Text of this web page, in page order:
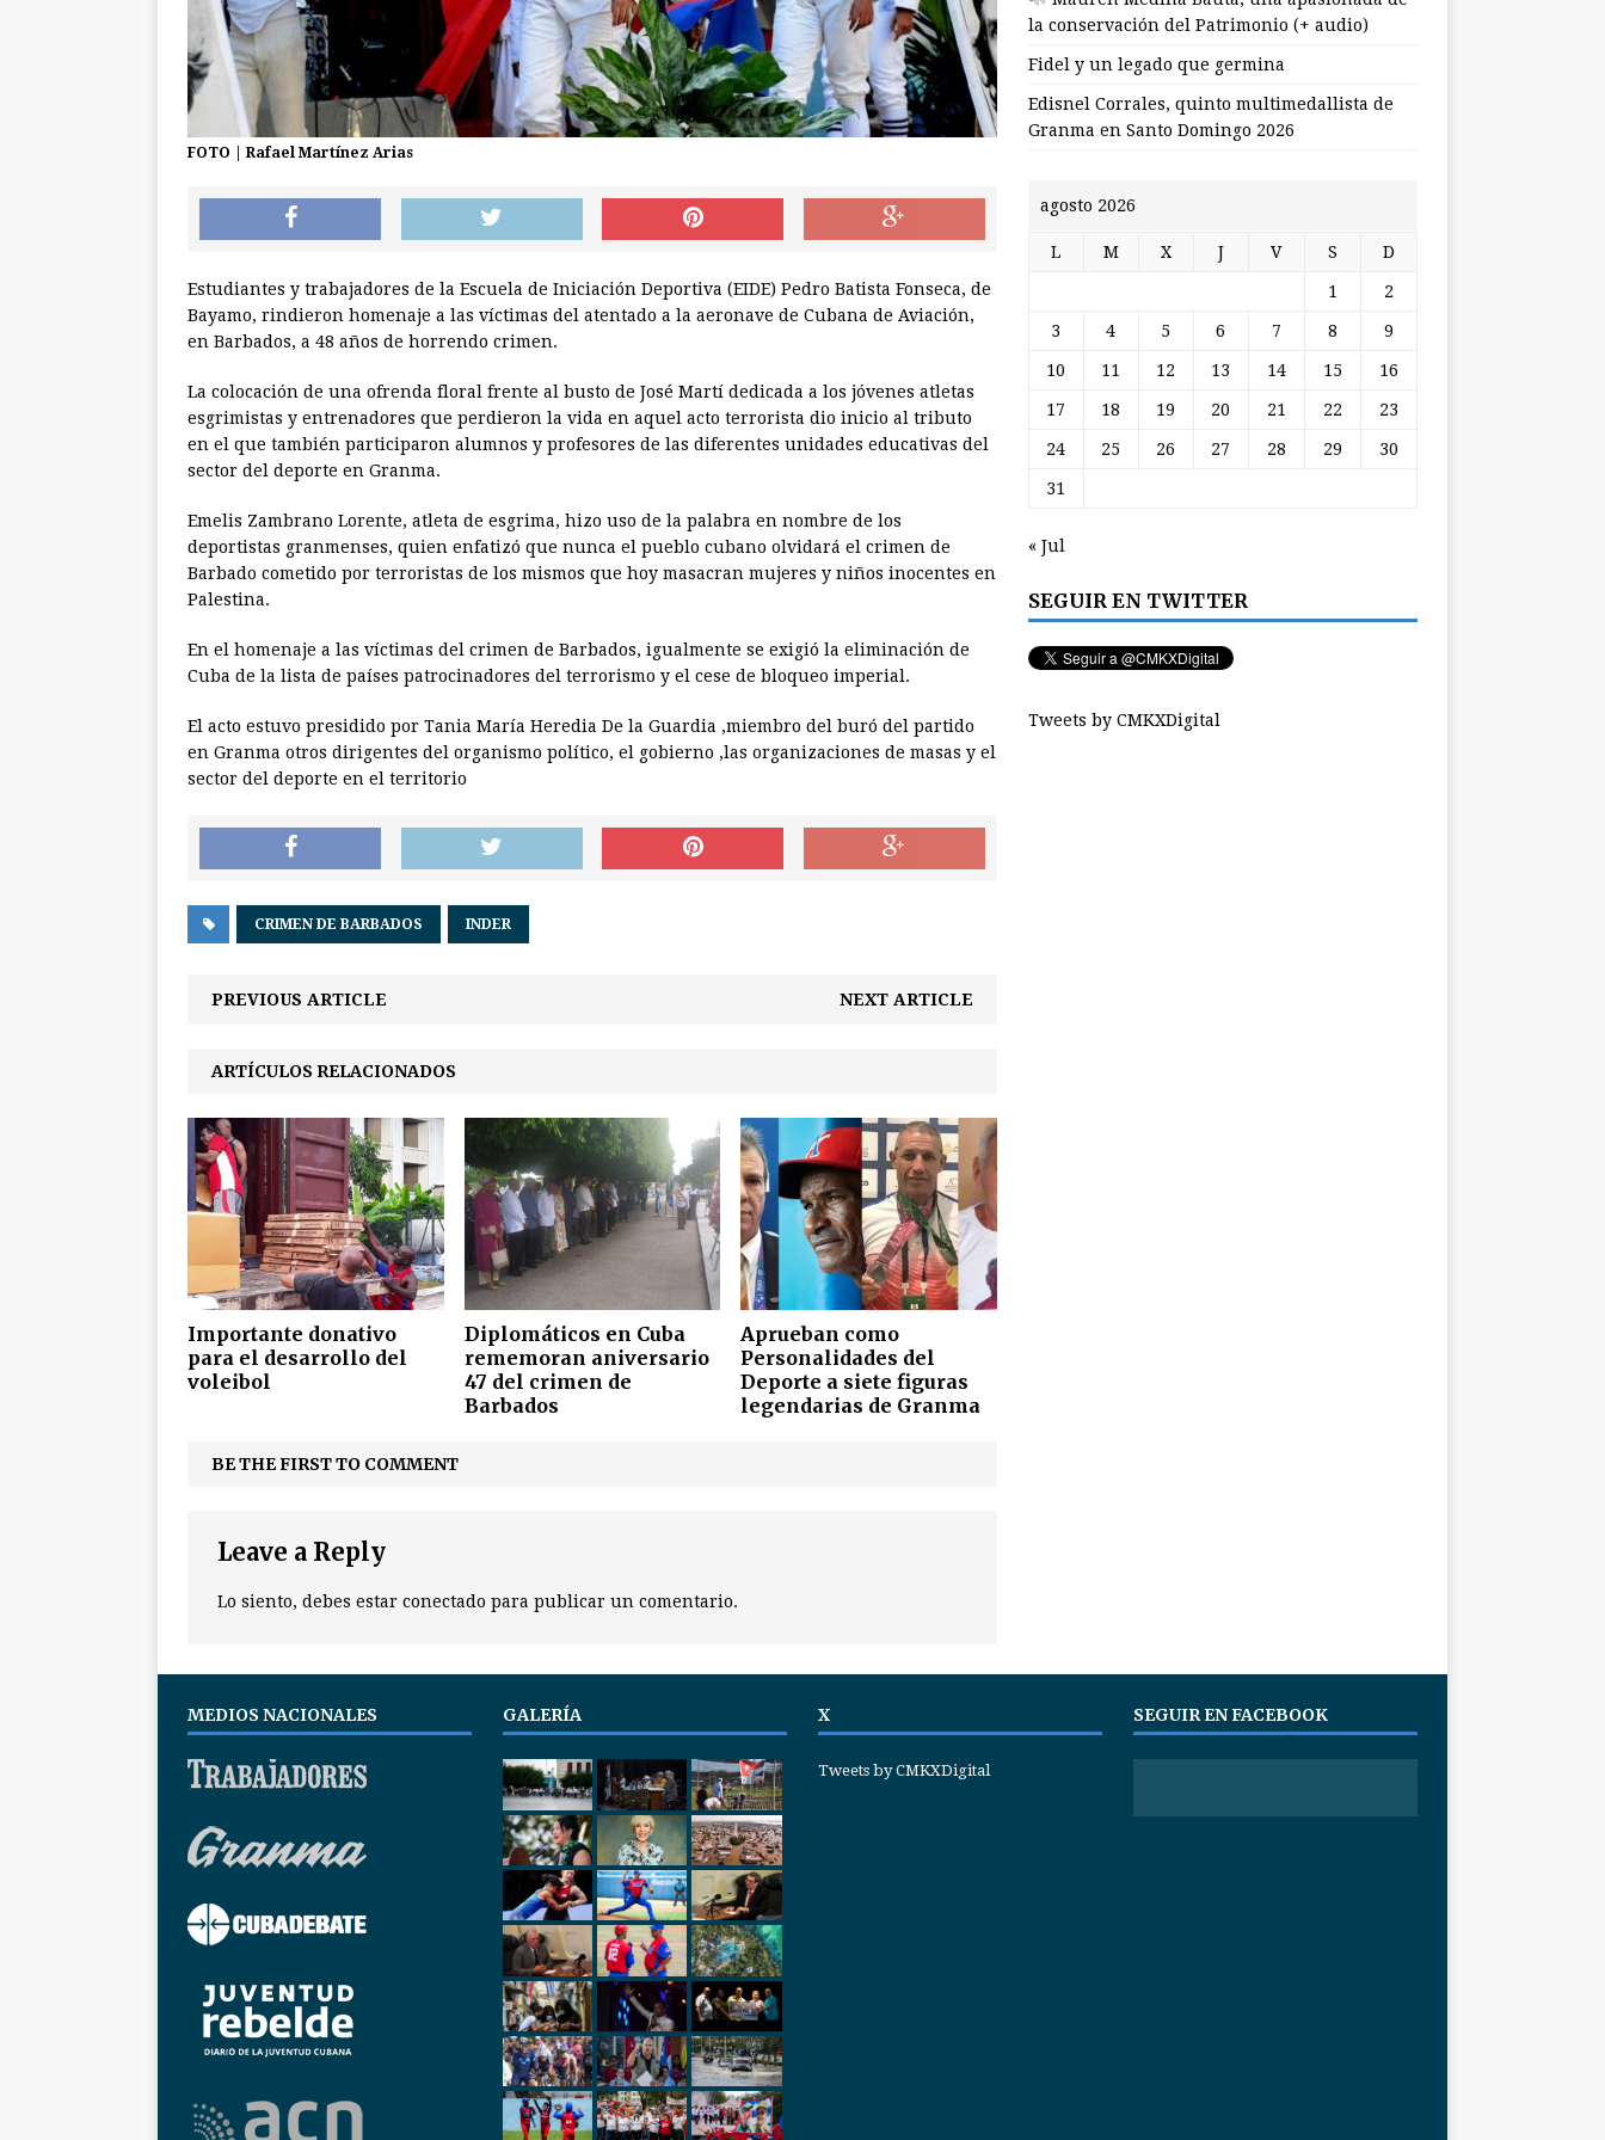
FOTO | Rafael Martínez Arias
Estudiantes y trabajadores de la Escuela de Iniciación Deportiva (EIDE) Pedro Batista Fonseca, de
Bayamo, rindieron homenaje a las víctimas del atentado a la aeronave de Cubana de Aviación,
en Barbados, a 48 años de horrendo crimen.
La colocación de una ofrenda floral frente al busto de José Martí dedicada a los jóvenes atletas
esgrimistas y entrenadores que perdieron la vida en aquel acto terrorista dio inicio al tributo
en el que también participaron alumnos y profesores de las diferentes unidades educativas del
sector del deporte en Granma.
Emelis Zambrano Lorente, atleta de esgrima, hizo uso de la palabra en nombre de los
deportistas granmenses, quien enfatizó que nunca el pueblo cubano olvidará el crimen de
Barbado cometido por terroristas de los mismos que hoy masacran mujeres y niños inocentes en
Palestina.
En el homenaje a las víctimas del crimen de Barbados, igualmente se exigió la eliminación de
Cuba de la lista de países patrocinadores del terrorismo y el cese de bloqueo imperial.
El acto estuvo presidido por Tania María Heredia De la Guardia ,miembro del buró del partido
en Granma otros dirigentes del organismo político, el gobierno ,las organizaciones de masas y el
sector del deporte en el territorio
CRIMEN DE BARBADOS INDER
PREVIOUS ARTICLE NEXT ARTICLE
ARTÍCULOS RELACIONADOS
Importante donativo
para el desarrollo del
voleibol
Diplomáticos en Cuba
rememoran aniversario
47 del crimen de
Barbados
Aprueban como
Personalidades del
Deporte a siete figuras
legendarias de Granma
BE THE FIRST TO COMMENT
Leave a Reply
Lo siento, debes estar conectado para publicar un comentario.
la conservación del Patrimonio (+ audio)
Fidel y un legado que germina
Edisnel Corrales, quinto multimedallista de
Granma en Santo Domingo 2026
agosto 2026
L M X J V S D
1 2
3 4 5 6 7 8 9
10 11 12 13 14 15 16
17 18 19 20 21 22 23
24 25 26 27 28 29 30
31
« Jul
SEGUIR EN TWITTER
Tweets by CMKXDigital
MEDIOS NACIONALES GALERÍA X
Tweets by CMKXDigital
SEGUIR EN FACEBOOK